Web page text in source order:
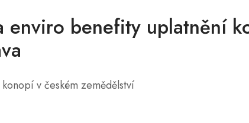
enviro benefity uplatnění
v českém zemědělství